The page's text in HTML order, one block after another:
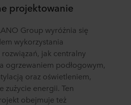
projektowanie
Group wyróżnia się
wykorzystania
jak centralny
ogrzewaniem podłogowym,
oraz oświetleniem,
zużycie energii. Ten
obejmuje też